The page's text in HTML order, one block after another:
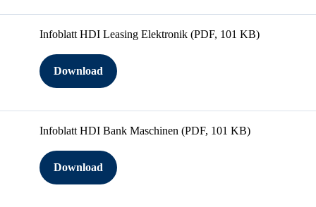
Infoblatt HDI Leasing Elektronik (PDF, 101 KB)
Download
Infoblatt HDI Bank Maschinen (PDF, 101 KB)
Download